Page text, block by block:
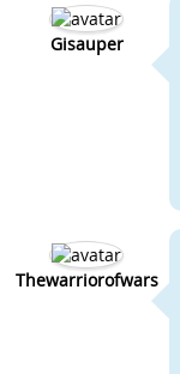
Gisauper
Thewarriorofwars